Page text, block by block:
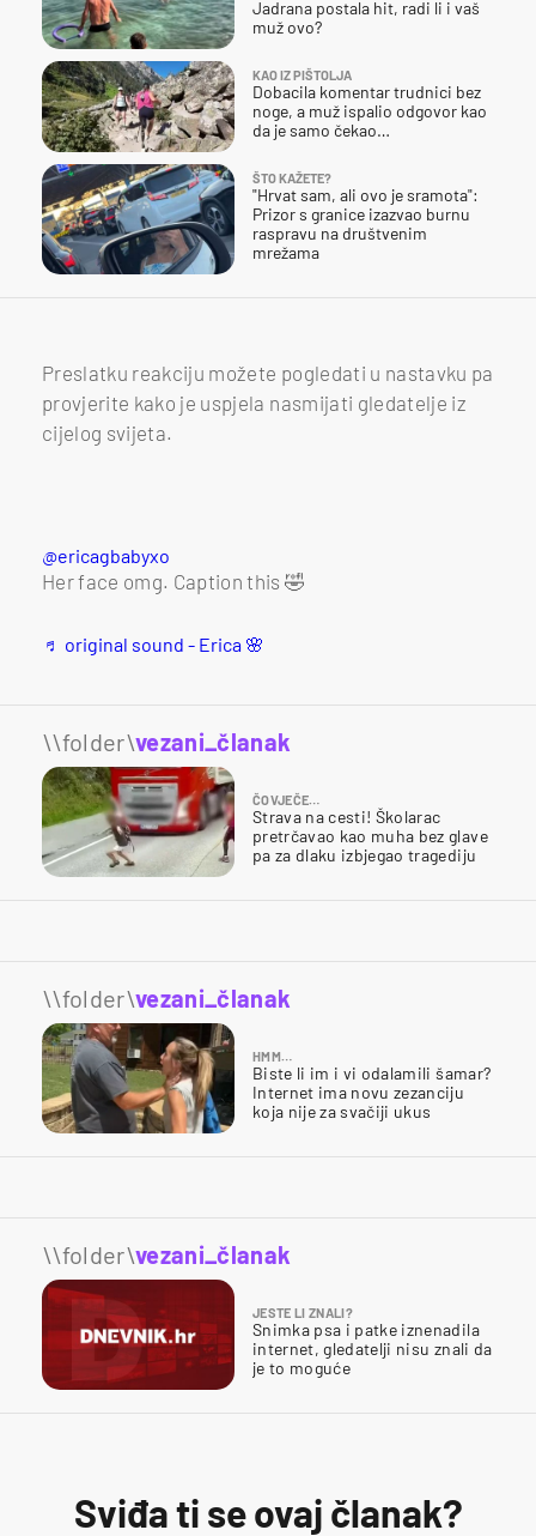
Jadrana postala hit, radi li i vaš
muž ovo?
KAO IZ PIŠTOLJA
Dobacila komentar trudnici bez
noge, a muž ispalio odgovor kao
da je samo čekao…
ŠTO KAŽETE?
"Hrvat sam, ali ovo je sramota":
Prizor s granice izazvao burnu
raspravu na društvenim
mrežama
Preslatku reakciju možete pogledati u nastavku pa
provjerite kako je uspjela nasmijati gledatelje iz
cijelog svijeta.
@ericagbabyxo
Her face omg. Caption this 🤣
♬ original sound - Erica 🌸
\\folder\vezani_članak
ČOVJEČE…
Strava na cesti! Školarac
pretrčavao kao muha bez glave
pa za dlaku izbjegao tragediju
\\folder\vezani_članak
HMM…
Biste li im i vi odalamili šamar?
Internet ima novu zezanciju
koja nije za svačiji ukus
\\folder\vezani_članak
JESTE LI ZNALI?
Snimka psa i patke iznenadila
internet, gledatelji nisu znali da
je to moguće
Sviđa ti se ovaj članak?